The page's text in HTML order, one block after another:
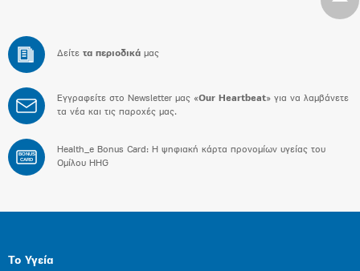
Δείτε τα περιοδικά μας
Εγγραφείτε στο Newsletter μας «Our Heartbeat» για να λαμβάνετε
τα νέα και τις παροχές μας.
BONUS
CARD
Health_e Bonus Card: H ψηφιακή κάρτα προνομίων υγείας του
Ομίλου HHG
Το Υγεία